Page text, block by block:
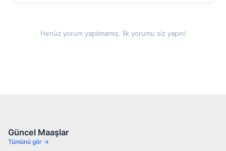
Henüz yorum yapılmamış. İlk yorumu siz yapın!
Güncel Maaşlar
Tümünü gör →